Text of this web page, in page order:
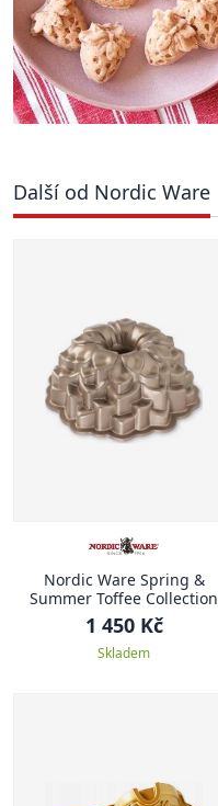
Další od Nordic Ware
Nordic Ware Spring &
Summer Toffee Collection
Forma na bábovku 26,7 cm,
BLOSSOM KVĚT
1 450 Kč
Skladem